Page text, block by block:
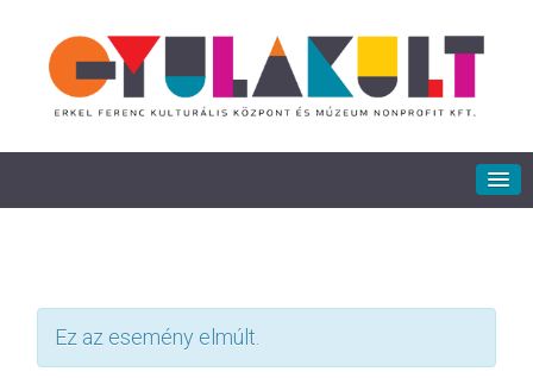
Ez az esemény elmúlt.